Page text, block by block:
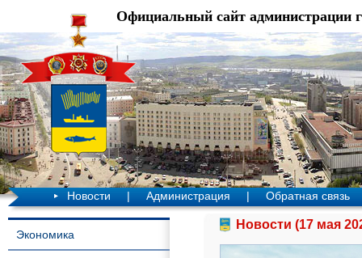
Официальный сайт администрации
Новости | Администрация | Обратная связь
Экономика
Новости (17 мая